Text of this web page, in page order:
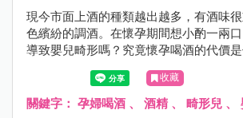
現今市面上酒的種類越出越多，有酒味
色繽紛的調酒。在懷孕期間想小酌一兩
導致嬰兒畸形嗎？究竟懷孕喝酒的代價是
醫師來告訴妳。
收藏
關鍵字： 孕婦喝酒 、 酒精 、 畸形兒 、